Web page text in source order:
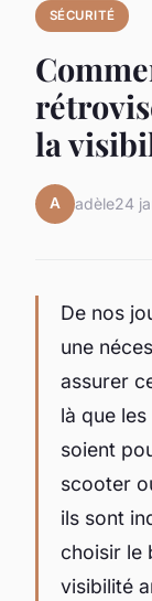
SÉCURITÉ
la
A adèle24
De nos
une
assurer
là que
soient
scooter
ils sont
choisir le
visibilité